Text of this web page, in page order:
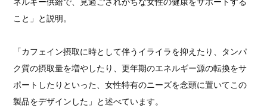
こと」と説明。
「カフェイン摂取に時として伴うイライラを抑えたり、タンパ
ク質の摂取量を増やしたり、更年期のエネルギー源の転換をサ
ポートしたりといった、女性特有のニーズを念頭に置いてこの
製品をデザインした」と述べています。